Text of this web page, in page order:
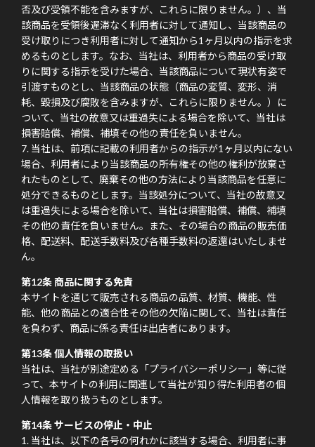
否及び受領不能を含みますが、これらに限りません。）、当
該商品を受領後遅滞なく利用者に対して通知し、当該商品の
受け取りにつき利用者に対して通知から1ヶ月以内の指示を求
めるものとします。なお、当社は、利用者から商品の受け取
りに関する指示を受けた場合、当該商品について現状有姿で
引渡すものとし、当該商品の状態（商品の変質、変形、消
耗、毀損及び腐敗を含みますが、これらに限りません。）に
ついて、当社の故意又は重過失による場合を除いて、当社は
損害賠償、補償、補填その他の責任を負いません。
当社は、前項に記載の利用者からの指示が1ヶ月以内にない
場合、利用者により当該商品の所有権その他の権利が放棄さ
れたものとして、廃棄その他の方法により当該商品を任意に
処分できるものとします。当該処分について、当社の故意又
は重過失による場合を除いて、当社は損害賠償、補償、補填
その他の責任を負いません。また、その場合の商品の販売価
格、配送料、配送手数料及び各種手数料の返還はいたしませ
ん。
第12条 商品に関する免責
本サイトを通じて販売される商品の品質、材質、機能、性
能、他の商品との適合性その他の欠陥に関して、当社は責任
を負わず、商品に係る責任は出店者にあります。
第13条 個人情報の取扱い
当社は、当社が別途定める「プライバシーポリシー」等に従
って、本サイトの利用に関連して当社が知り得た利用者の個
人情報を取り扱うものとします。
第14条 サービスの停止・中止
当社は、以下の各号の何れかに該当する場合、利用者に事